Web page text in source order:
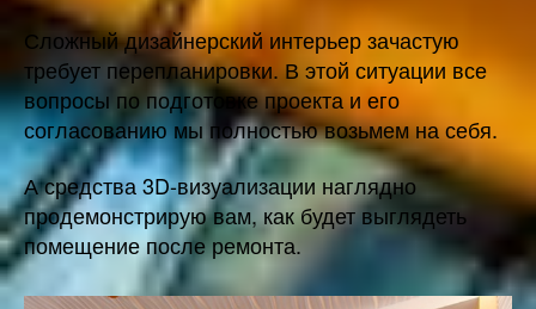
Сложный дизайнерский интерьер зачастую
требует перепланировки. В этой ситуации все
вопросы по подготовке проекта и его
согласованию мы полностью возьмем на себя.
А средства 3D-визуализации наглядно
продемонстрирую вам, как будет выглядеть
помещение после ремонта.